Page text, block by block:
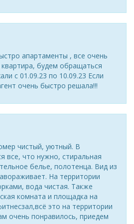
апартаменты , все очень
будем обращаться
с 01.09.23 по 10.09.23 Если
очень быстро решала!!!
чистый, уютный. В
все, что нужно, стиральная
белье, полотенца. Вид из
На территории
вода чистая. Также
комната и площадка на
это на территории
очень понравилось, приедем